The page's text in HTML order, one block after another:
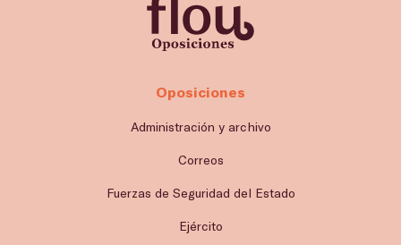
Oposiciones
Administración y archivo
Correos
Fuerzas de Seguridad del Estado
Ejército